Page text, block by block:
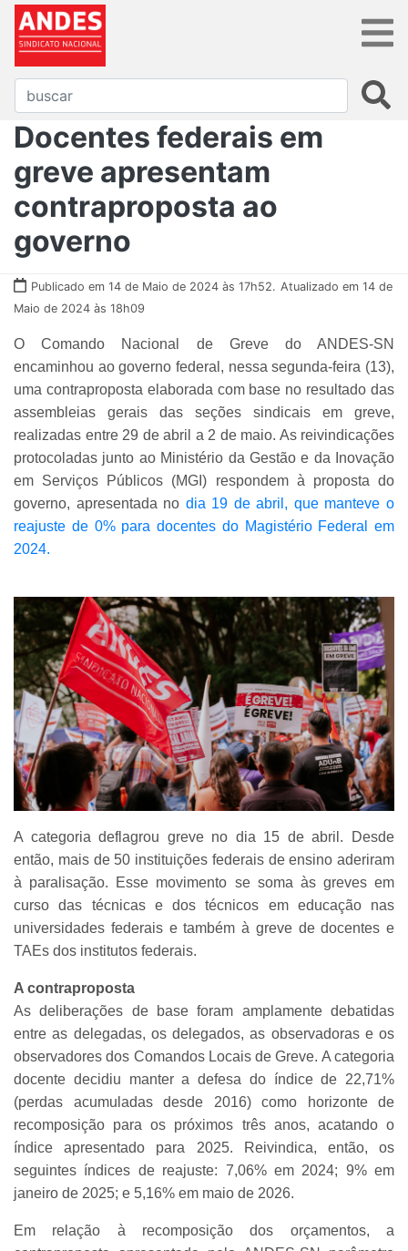
Docentes federais em
greve apresentam
contraproposta ao
governo
Publicado em 14 de Maio de 2024 às 17h52. Atualizado em 14 de
Maio de 2024 às 18h09
O Comando Nacional de Greve do ANDES-SN
encaminhou ao governo federal, nessa segunda-feira (13),
uma contraproposta elaborada com base no resultado das
assembleias gerais das seções sindicais em greve,
realizadas entre 29 de abril a 2 de maio. As reivindicações
protocoladas junto ao Ministério da Gestão e da Inovação
em Serviços Públicos (MGI) respondem à proposta do
governo, apresentada no dia 19 de abril, que manteve o
reajuste de 0% para docentes do Magistério Federal em
2024.
A categoria deflagrou greve no dia 15 de abril. Desde
então, mais de 50 instituições federais de ensino aderiram
à paralisação. Esse movimento se soma às greves em
curso das técnicas e dos técnicos em educação nas
universidades federais e também à greve de docentes e
TAEs dos institutos federais.
A contraproposta
As deliberações de base foram amplamente debatidas
entre as delegadas, os delegados, as observadoras e os
observadores dos Comandos Locais de Greve. A categoria
docente decidiu manter a defesa do índice de 22,71%
(perdas acumuladas desde 2016) como horizonte de
recomposição para os próximos três anos, acatando o
índice apresentado para 2025. Reivindica, então, os
seguintes índices de reajuste: 7,06% em 2024; 9% em
janeiro de 2025; e 5,16% em maio de 2026.
Em relação à recomposição dos orçamentos, a